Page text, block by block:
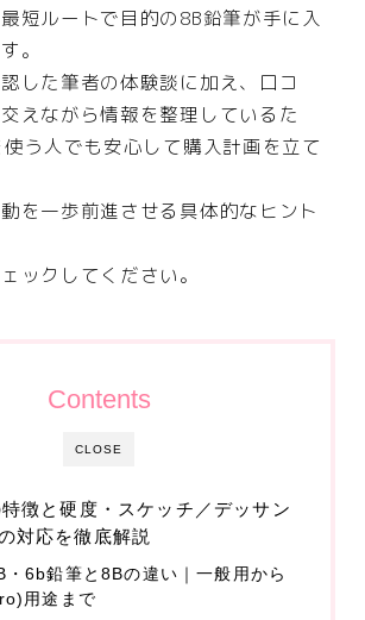
ティング
・ネットショップ
続
短ルートで目的の8B鉛筆が手に入
。
した筆者の体験談に加え、口コ
えながら情報を整理しているた
う人でも安心して購入計画を立て
を一歩前進させる具体的なヒント
ックしてください。
CLOSE
Contents
徴と硬度・スケッチ／デッサン
対応を徹底解説
・6b鉛筆と8Bの違い｜一般用から
用途まで